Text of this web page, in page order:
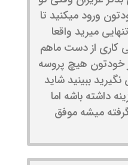
ورود میکنید تا
میرید واقعا
کاری از دست ماهم
خودتون هیچ پروسه
ببینید شاید
داشته باشه اما
میشه موفق